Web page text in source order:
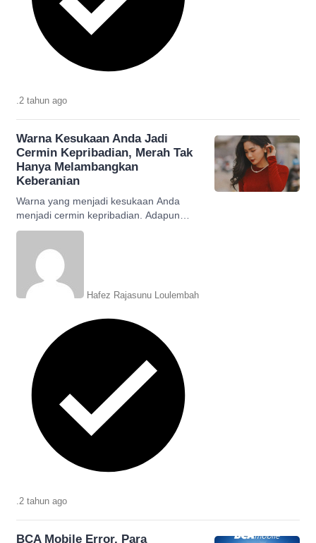
2 tahun ago
Warna Kesukaan Anda Jadi
Cermin Kepribadian, Merah Tak
Hanya Melambangkan
Keberanian
Warna yang menjadi kesukaan Anda
menjadi cermin kepribadian. Adapun
warna merah tak hanya melambangkan
Hafez Rajasunu Loulembah
.2 tahun ago
BCA Mobile Error, Para